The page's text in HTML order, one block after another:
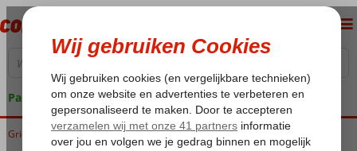
Pakketgarantie
Home
Griekenland Kreta Chersonissos Agrabella Hotel